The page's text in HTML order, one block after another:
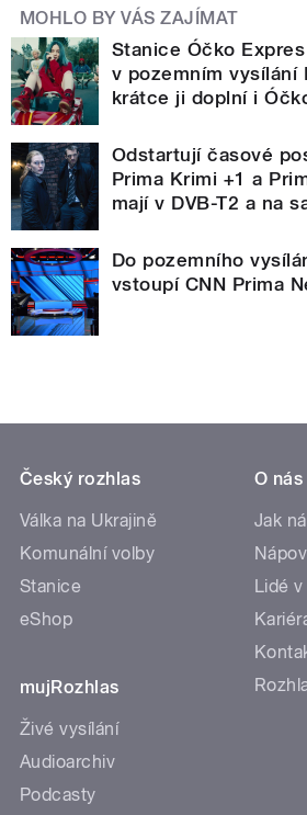
MOHLO BY VÁS ZAJÍMAT
Stanice Óčko
v pozemním vysílání
krátce ji doplní i
Odstartují časové
Prima Krimi +1 a
mají v DVB-T2 a na
Do pozemního
vstoupí CNN Prima
Český rozhlas
Válka na Ukrajině
Komunální volby
Stanice
eShop
mujRozhlas
Živé vysílání
Audioarchiv
Podcasty
O nás
Jak
Lidé v